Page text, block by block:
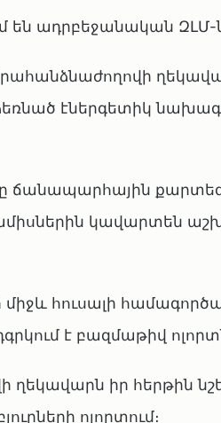
են ադրբեջանական ԶԼՄ-
էներգետիկ
ճանապարհային
կավարտեն
հուսալի
է բազմաթիվ
իր հերթին
ոլորտում։